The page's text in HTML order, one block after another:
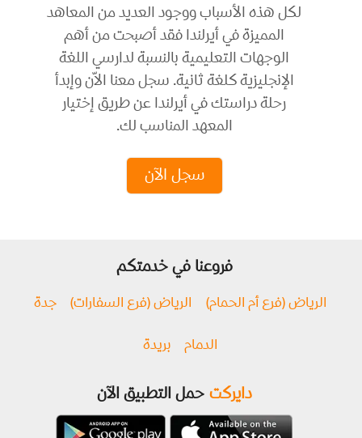
لكل هذه الأسباب ووجود العديد من المعاهد
المميزة في أيرلندا فقد أصبحت من أهم
الوجهات التعليمية بالنسبة لدارسي اللغة
الإنجليزية كلغة ثانية. سجل معنا الاّن وإبدأ
رحلة دراستك في أيرلندا عن طريق إختيار
المعهد المناسب لك.
سجل الآن
فروعنا في خدمتكم
الرياض (فرع أم الحمام) الرياض (فرع السفارات) جدة
الدمام بريدة
دايركتحمل التطبيق الآن